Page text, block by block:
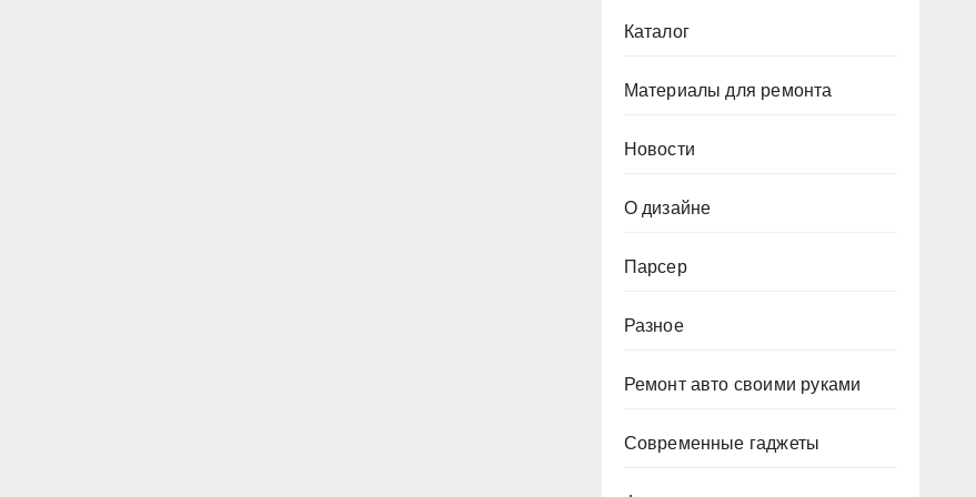
Каталог
Материалы для ремонта
Новости
О дизайне
Парсер
Разное
Ремонт авто своими руками
Современные гаджеты